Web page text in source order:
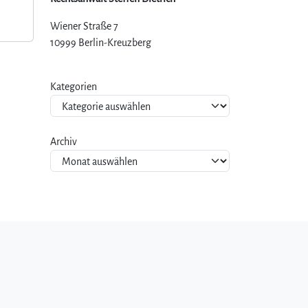
Wiener Straße 7
10999 Berlin-Kreuzberg
Kategorien
Archiv